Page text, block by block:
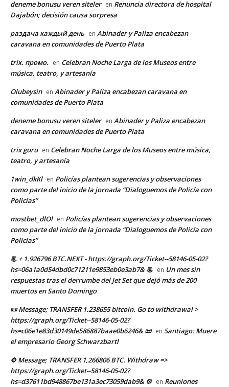
deneme bonusu veren siteler en Renuncia directora de hospital
Dajabón; decisión causa sorpresa
раздача каждый день en Abinader y Paliza encabezan
caravana en comunidades de Puerto Plata
trix. промо. en Celebran Noche Larga de los Museos entre
música, teatro, y artesanía
Olubeysin en Abinader y Paliza encabezan caravana en
comunidades de Puerto Plata
deneme bonusu veren siteler en Abinader y Paliza encabezan
caravana en comunidades de Puerto Plata
trix guru en Celebran Noche Larga de los Museos entre música,
teatro, y artesanía
1win_dkKl en Policías plantean sugerencias y observaciones
como parte del inicio de la jornada “Dialoguemos de Policía con
Policías”
mostbet_dlOl en Policías plantean sugerencias y observaciones
como parte del inicio de la jornada “Dialoguemos de Policía con
Policías”
📃 + 1.926796 BTC.NEXT - https://graph.org/Ticket--58146-05-02?
hs=06a1a0d54dbd0c71211e9853eb0e3ab7& 📃 en Un mes sin
respuestas tras el derrumbe del Jet Set que dejó más de 200
muertos en Santo Domingo
📜 Message; TRANSFER 1.238655 bitcoin. Go to withdrawal >
https://graph.org/Ticket--58146-05-02?
hs=c06e1e83d30149de586887baae0b6246& 📜 en Santiago: Muere
el empresario Georg Schwarzbartl
⚙ Message; TRANSFER 1,266806 BTC. Withdraw =>
https://graph.org/Ticket--58146-05-02?
hs=d37611bd948867be131a3ec73059dab9& ⚙ en Reuniones